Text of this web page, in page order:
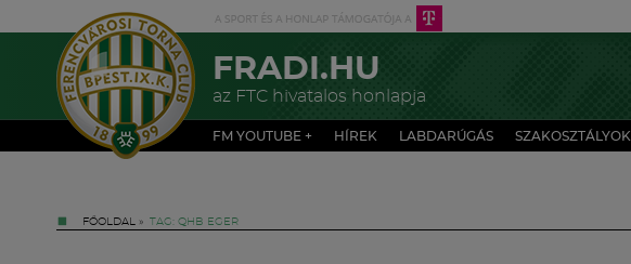
FRADI.HU
az FTC hivatalos honlapja
FM YOUTUBE + HÍREK LABDARÚGÁS SZAKOSZTÁLYOK
FŐOLDAL » TAG: QHB EGER